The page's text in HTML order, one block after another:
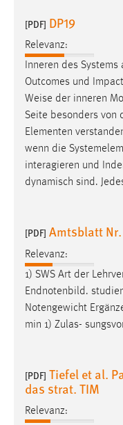
[PDF] DP19
Relevanz:
Inneren des
Outcomes und
Weise der inneren
Seite besonders von
Elementen
wenn die
interagieren und
dynamisch sind.
[PDF] Amtsblatt
Relevanz:
1) SWS Art der
Endnotenbild.
Notengewicht
min 1) Zulas-
[PDF] Tiefel et al.
das strat. TIM
Relevanz: